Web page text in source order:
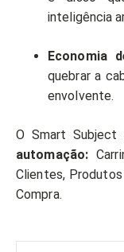
inteligência
Economia
quebrar a
envolvente.
O Smart Subject
automação:
Clientes,
Compra.